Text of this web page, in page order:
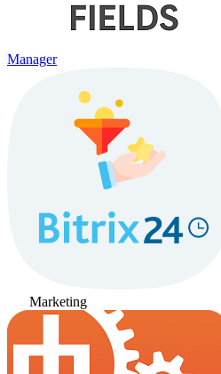
Manager
Marketing